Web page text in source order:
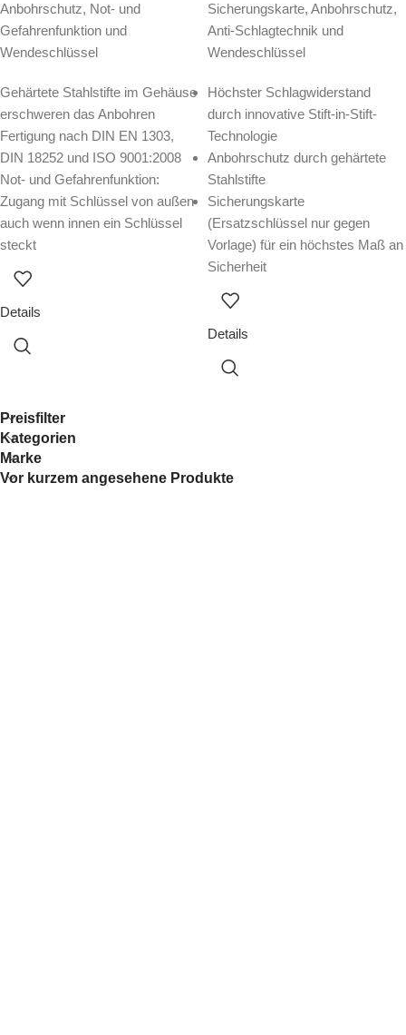
Preisfilter
Kategorien
Marke
Vor kurzem angesehene Produkte
Anbohrschutz, Not- und
Gefahrenfunktion und
Wendeschlüssel
Gehärtete Stahlstifte im Gehäuse
erschweren das Anbohren
Fertigung nach DIN EN 1303,
DIN 18252 und ISO 9001:2008
Not- und Gefahrenfunktion:
Zugang mit Schlüssel von außen
auch wenn innen ein Schlüssel
steckt
Details
Sicherungskarte, Anbohrschutz,
Anti-Schlagtechnik und
Wendeschlüssel
Höchster Schlagwiderstand
durch innovative Stift-in-Stift-
Technologie
Anbohrschutz durch gehärtete
Stahlstifte
Sicherungskarte
(Ersatzschlüssel nur gegen
Vorlage) für ein höchstes Maß an
Sicherheit
Details